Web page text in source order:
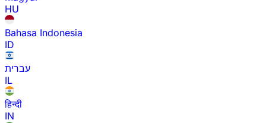
HU
Bahasa Indonesia
ID
עברית
IL
हिन्दी
IN